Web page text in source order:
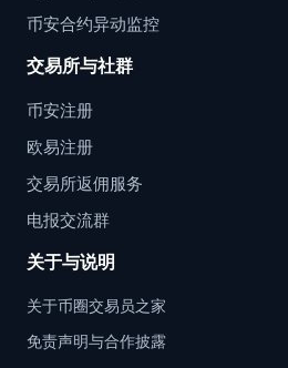
币安合约异动监控
交易所与社群
币安注册
欧易注册
交易所返佣服务
电报交流群
关于与说明
关于币圈交易员之家
免责声明与合作披露